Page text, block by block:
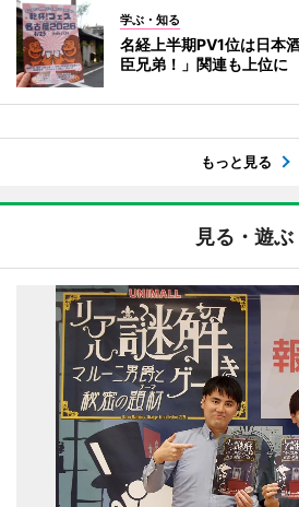
学ぶ・知る
名経上半期PV1位は日本
臣兄弟！」関連も上位に
もっと見る
見る・遊ぶ